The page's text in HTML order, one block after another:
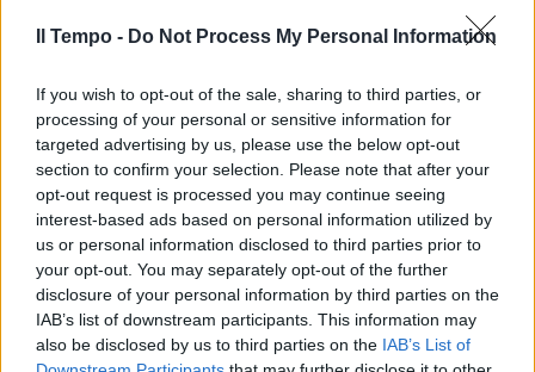
Il Tempo - Do Not Process My Personal Information
If you wish to opt-out of the sale, sharing to third parties, or
processing of your personal or sensitive information for
targeted advertising by us, please use the below opt-out
section to confirm your selection. Please note that after your
opt-out request is processed you may continue seeing
interest-based ads based on personal information utilized by
us or personal information disclosed to third parties prior to
your opt-out. You may separately opt-out of the further
disclosure of your personal information by third parties on the
IAB’s list of downstream participants. This information may
also be disclosed by us to third parties on the IAB’s List of
una storia che diventa
esilarante grazie al secondo
Donatella Finocchiaro.
13/03/2011
BOX OFFICE CINEMA I Piranha
invadono le sale «Manuale
d'amore 3», il film di Giovanni
Veronesi con De Niro, Verdone,
Placido e Bellucci, resta in testa
al box office italiano per la